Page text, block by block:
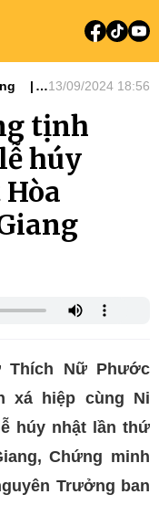
13/09/2024 18:56
tịnh
húy
Thích Nữ Phước
xá hiệp cùng Ni
lễ húy nhật lần thứ
Chứng minh
Trưởng ban